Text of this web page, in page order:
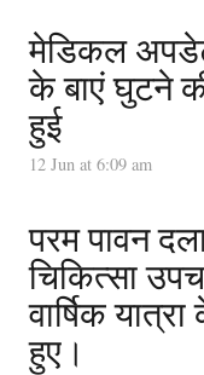
मेडिकल
के बाएं घुटने
हुई
12 Jun at 6:09 am
परम पावन
चिकित्सा
वार्षिक
हुए।